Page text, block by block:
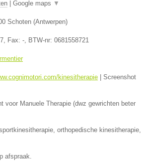
Google maps ▼
Schoten (Antwerpen)
, Fax: - , BTW-nr: 0681558721
kinesitherapie
Screenshot
voor Manuele Therapie (dwz gewrichten beter
orthopedische kinesitherapie,
afspraak.